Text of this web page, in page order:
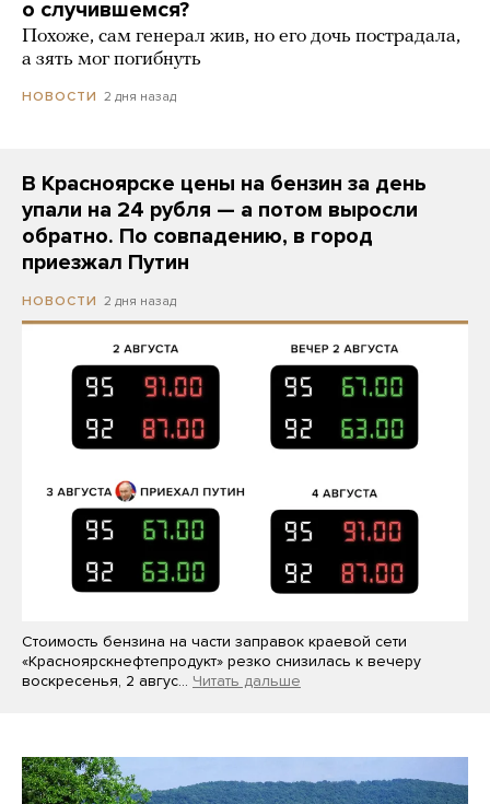
о случившемся?
Похоже, сам генерал жив, но его дочь пострадала,
а зять мог погибнуть
НОВОСТИ 2 дня назад
В Красноярске цены на бензин за день
упали на 24 рубля — а потом выросли
обратно. По совпадению, в город
приезжал Путин
НОВОСТИ 2 дня назад
Стоимость бензина на части заправок краевой сети
«Красноярскнефтепродукт» резко снизилась к вечеру
воскресенья, 2 авгус… Читать дальше